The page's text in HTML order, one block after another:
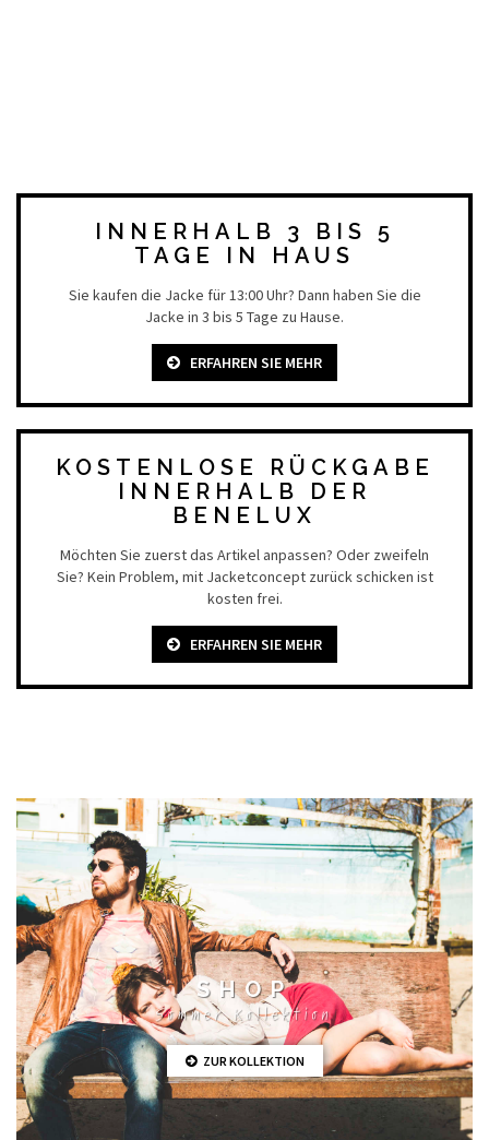
INNERHALB 3 BIS 5
TAGE IN HAUS
Sie kaufen die Jacke für 13:00 Uhr? Dann haben Sie die
Jacke in 3 bis 5 Tage zu Hause.
ERFAHREN SIE MEHR
KOSTENLOSE RÜCKGABE
INNERHALB DER
BENELUX
Möchten Sie zuerst das Artikel anpassen? Oder zweifeln
Sie? Kein Problem, mit Jacketconcept zurück schicken ist
kosten frei.
ERFAHREN SIE MEHR
SHOP
Sommer Kollektion
ZUR KOLLEKTION